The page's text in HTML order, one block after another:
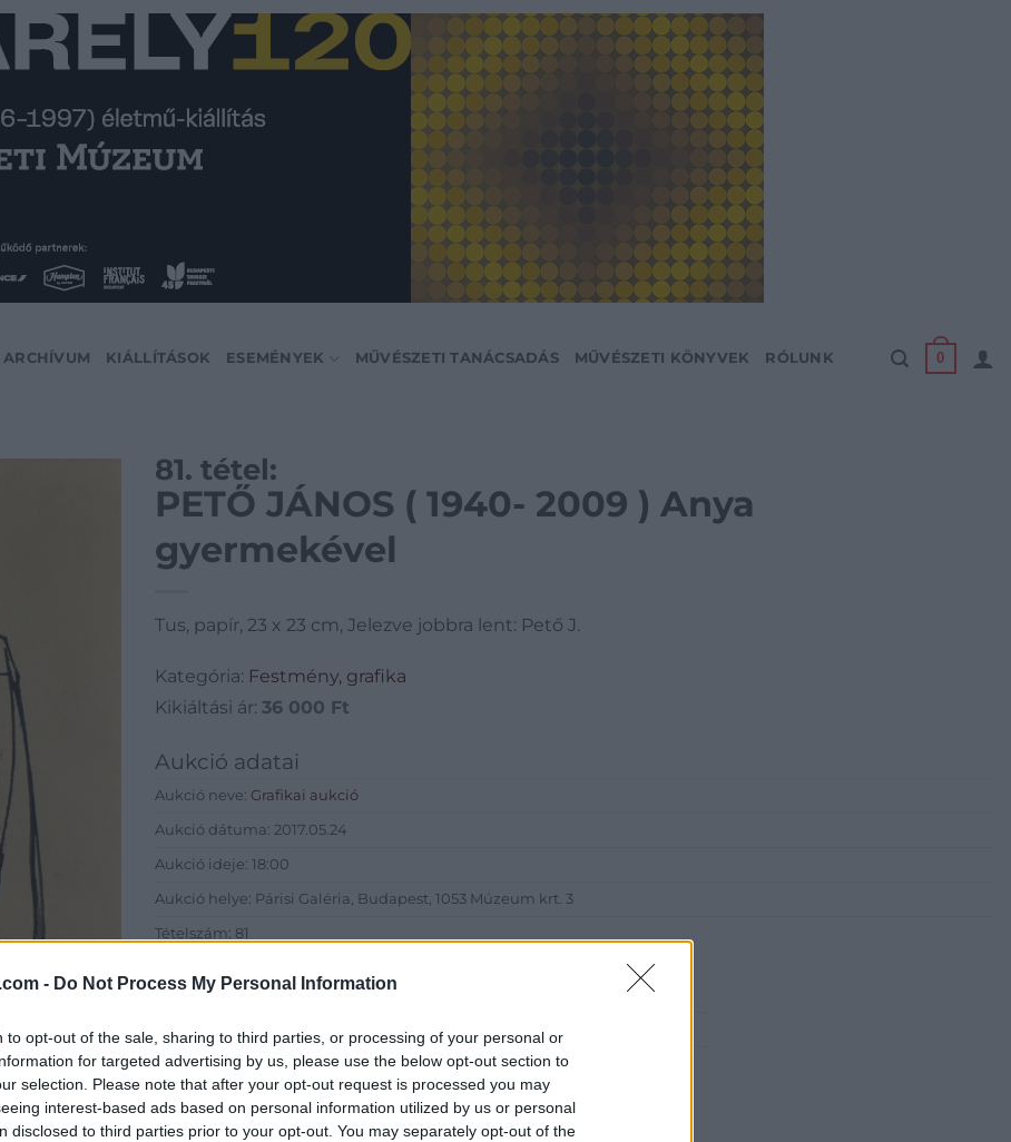
- Do Not Process My Personal Information
to opt-out of the sale, sharing to third parties, or processing of your personal or
for targeted advertising by us, please use the below opt-out section to
selection. Please note that after your opt-out request is processed you may
interest-based ads based on personal information utilized by us or personal
disclosed to third parties prior to your opt-out. You may separately opt-out of the
KIÁLLÍTÁSOK ESEMÉNYEK MŰVÉSZETI TANÁCSADÁS MŰVÉSZETI KÖNYVEK RÓLUNK 0
81. tétel:
PETŐ JÁNOS ( 1940- 2009 ) Anya
gyermekével
Tus, papír, 23 x 23 cm, Jelezve jobbra lent: Pető J.
Kategória: Festmény, grafika
Kikiáltási ár: 36 000 Ft
Aukció adatai
Aukció neve: Grafikai aukció
Aukció dátuma: 2017.05.24
Aukció ideje: 18:00
Aukció helye: Párisi Galéria, Budapest, 1053 Múzeum krt. 3
Tételszám: 81
Eladó adatai
Eladó: Párisi Galéria
Cím: Tóth Dávid
NESJU Kft.
Pécs
Múzeum krt. 3